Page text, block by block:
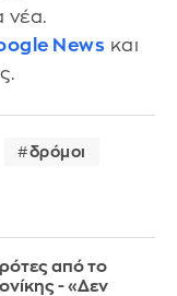
νέα.
News και
δρόμοι
από το
- «Δεν